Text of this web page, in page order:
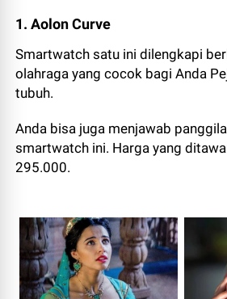
1. Aolon Curve
Smartwatch satu ini dilengkapi
olahraga yang cocok bagi Anda
tubuh.
Anda bisa juga menjawab
smartwatch ini. Harga yang
295.000.